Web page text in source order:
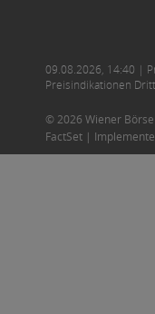
09.08.2026, 14:40 |
Preisindikationen
© 2026 Wiener
FactSet |